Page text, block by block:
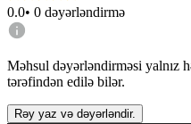
0.0• 0 dəyərləndirmə
Məhsul dəyərləndirməsi yalnız
tərəfindən edilə bilər.
Rəy yaz və dəyərləndir.